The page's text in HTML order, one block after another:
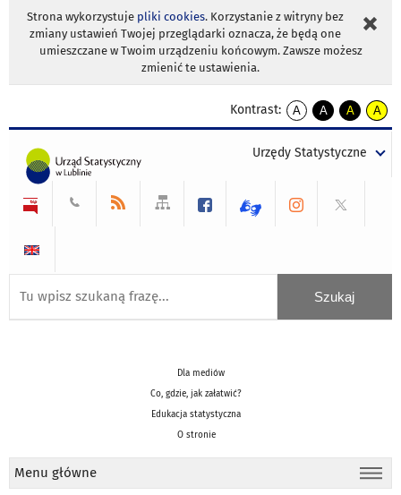
Strona wykorzystuje pliki cookies. Korzystanie z witryny bez
zmiany ustawień Twojej przeglądarki oznacza, że będą one
umieszczane w Twoim urządzeniu końcowym. Zawsze możesz
zmienić te ustawienia.
Kontrast:
A
kontrast
A
kontrast
tekst
czarnym
A
kontrast
tekst
czarnym
A
tekst
żółtym
Urzędy Statystyczne
Dla mediów
Co, gdzie, jak załatwić?
Edukacja statystyczna
O stronie
Menu główne